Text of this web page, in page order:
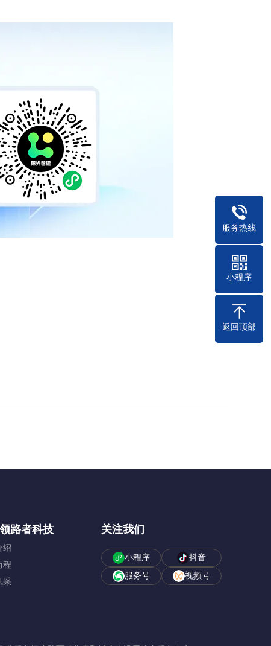
路者科技
绍
程
采
关注我们
小程序
抖音
服务号
视频号
服务热线
小程序
返回顶部